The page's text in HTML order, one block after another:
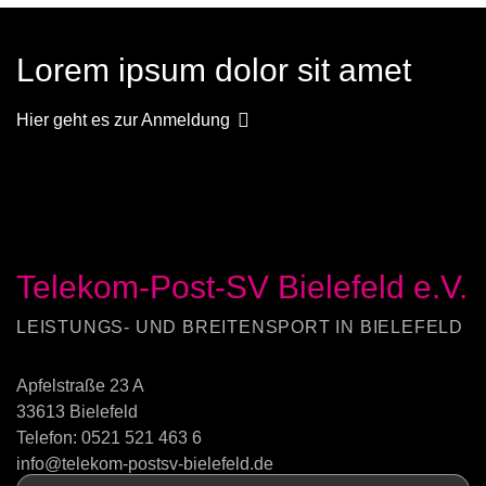
Lorem ipsum dolor sit amet
Hier geht es zur Anmeldung
Telekom-Post-SV Bielefeld e.V.
LEISTUNGS- UND BREITENSPORT IN BIELEFELD
Apfelstraße 23 A
33613 Bielefeld
Telefon: 0521 521 463 6
info@telekom-postsv-bielefeld.de